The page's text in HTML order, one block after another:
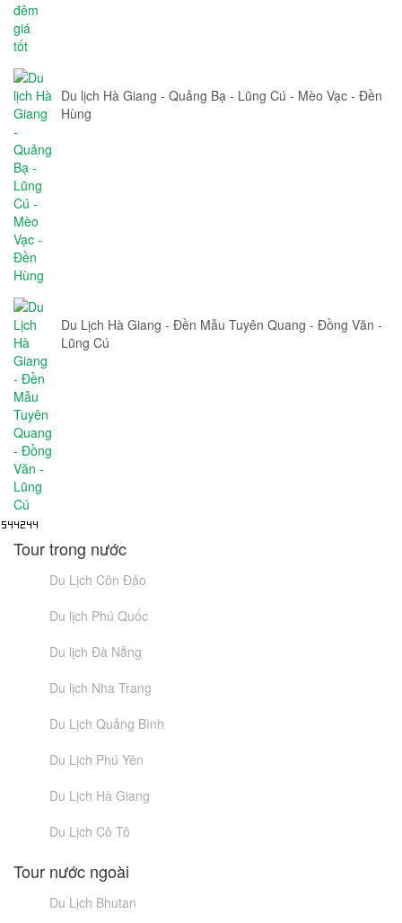
Du lịch Hà Giang - Quảng Bạ - Lũng Cú - Mèo Vạc - Đền
Hùng
Du Lịch Hà Giang - Đền Mẫu Tuyên Quang - Đồng Văn -
Lũng Cú
Tour trong nước
Du Lịch Côn Đảo
Du lịch Phú Quốc
Du lịch Đà Nẵng
Du lịch Nha Trang
Du Lịch Quảng Bình
Du Lịch Phú Yên
Du Lịch Hà Giang
Du Lịch Cô Tô
Tour nước ngoài
Du Lịch Bhutan